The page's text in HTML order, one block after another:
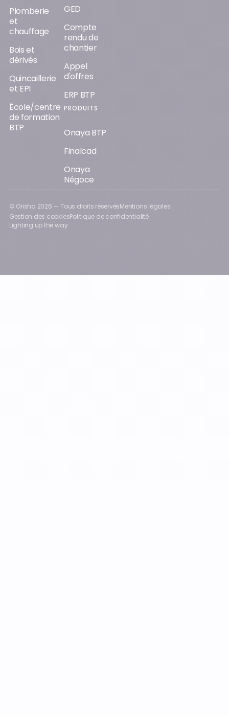
Plomberie
et
chauffage
Bois et
dérivés
Quincaillerie
et EPI
École/centre
de formation
BTP
GED
Compte
rendu de
chantier
Appel
d'offres
ERP BTP
PRODUITS
Onaya BTP
Finalcad
Onaya
Négoce
© Orisha 2026 — Tous droits réservésMentions légales
Gestion des cookiesPolitique de confidentialité
Lighting up the way